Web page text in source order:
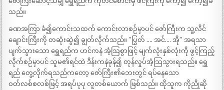
သည်။
ခဏအကြာ ခံ၍ကောင်းသထက် ကောင်းလာစဉ်မှာပင် ဇော်ကြီးက သူ့လိင်
ချောင်းကြီးကို တဆုံးဆွဲ၍ ချွတ်လိုက်သည်။ ”ပြွတ် …. အင်…. အို” အရသာ
ပျက်သွားသော ရွှေရည်က ဟင်ကနဲ အံ့သြစွာဖြင့် မျက်လုံးနှစ်လုံးကို ဖွင့်ကြည့်
လိုက်စဉ်မှာပင် သူမ၏ရင်ထဲ ဒိန်းကနဲခုန်၍ တုန်လှုပ်အံ့သြသွားရသည်။ ရွှေ
ရည် တွေ့လိုက်ရသည်ကတော့ ဇော်ကြီး၏ဘေးတွင် ရပ်နေသော
ဝတ်လစ်စလစ်ဖြင့် အရပ်ပုပု လူတစ်ယောက် ဖြစ်သည်။ ထိုသူက ကိုညိုဆို